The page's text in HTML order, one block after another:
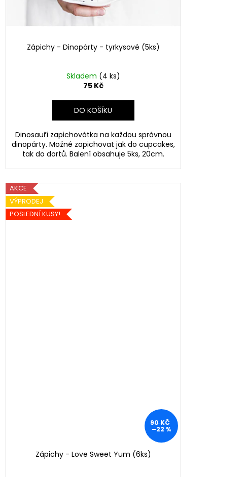
Zápichy - Dinopárty - tyrkysové (5ks)
Skladem (4 ks)
75 Kč
DO KOŠÍKU
Dinosauří zapichovátka na každou správnou
dinopárty. Možné zapichovat jak do cupcakes,
tak do dortů. Balení obsahuje 5ks, 20cm.
AKCE
VÝPRODEJ
POSLEDNÍ KUSY!
90 KČ
–22 %
Zápichy - Love Sweet Yum (6ks)